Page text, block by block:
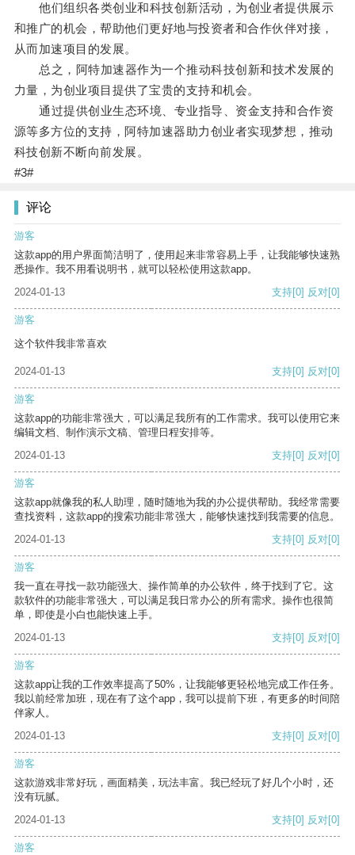
他们组织各类创业和科技创新活动，为创业者提供展示
和推广的机会，帮助他们更好地与投资者和合作伙伴对接，
从而加速项目的发展。
总之，阿特加速器作为一个推动科技创新和技术发展的
力量，为创业项目提供了宝贵的支持和机会。
通过提供创业生态环境、专业指导、资金支持和合作资
源等多方位的支持，阿特加速器助力创业者实现梦想，推动
科技创新不断向前发展。
#3#
评论
游客
这款app的用户界面简洁明了，使用起来非常容易上手，让我能够快速熟
悉操作。我不用看说明书，就可以轻松使用这款app。
2024-01-13
支持[0] 反对[0]
游客
这个软件我非常喜欢
2024-01-13 支持[0] 反对[0]
游客
这款app的功能非常强大，可以满足我所有的工作需求。我可以使用它来
编辑文档、制作演示文稿、管理日程安排等。
2024-01-13
支持[0] 反对[0]
游客
这款app就像我的私人助理，随时随地为我的办公提供帮助。我经常需要
查找资料，这款app的搜索功能非常强大，能够快速找到我需要的信息。
2024-01-13
支持[0] 反对[0]
游客
我一直在寻找一款功能强大、操作简单的办公软件，终于找到了它。这
款软件的功能非常强大，可以满足我日常办公的所有需求。操作也很简
单，即使是小白也能快速上手。
2024-01-13
支持[0] 反对[0]
游客
这款app让我的工作效率提高了50%，让我能够更轻松地完成工作任务。
我以前经常加班，现在有了这个app，我可以提前下班，有更多的时间陪
伴家人。
2024-01-13
支持[0] 反对[0]
游客
这款游戏非常好玩，画面精美，玩法丰富。我已经玩了好几个小时，还
没有玩腻。
2024-01-13
支持[0] 反对[0]
游客